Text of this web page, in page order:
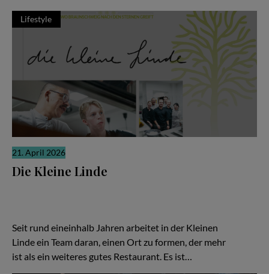
Lifestyle
21. April 2026
Die Kleine Linde
Seit rund eineinhalb Jahren arbeitet in der Kleinen
Linde ein Team daran, einen Ort zu formen, der mehr
ist als ein weiteres gutes Restaurant. Es ist…